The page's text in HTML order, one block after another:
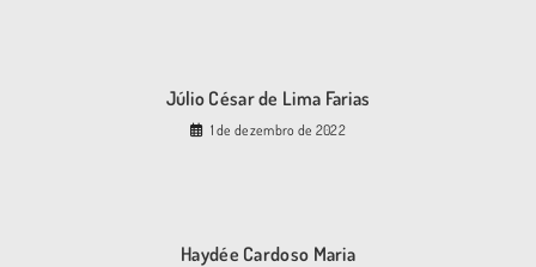
Júlio César de Lima Farias
1 de dezembro de 2022
Haydée Cardoso Maria